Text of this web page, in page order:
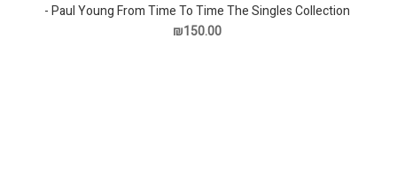
Paul Young From Time To Time The Singles Collection -
תקליט
₪150.00